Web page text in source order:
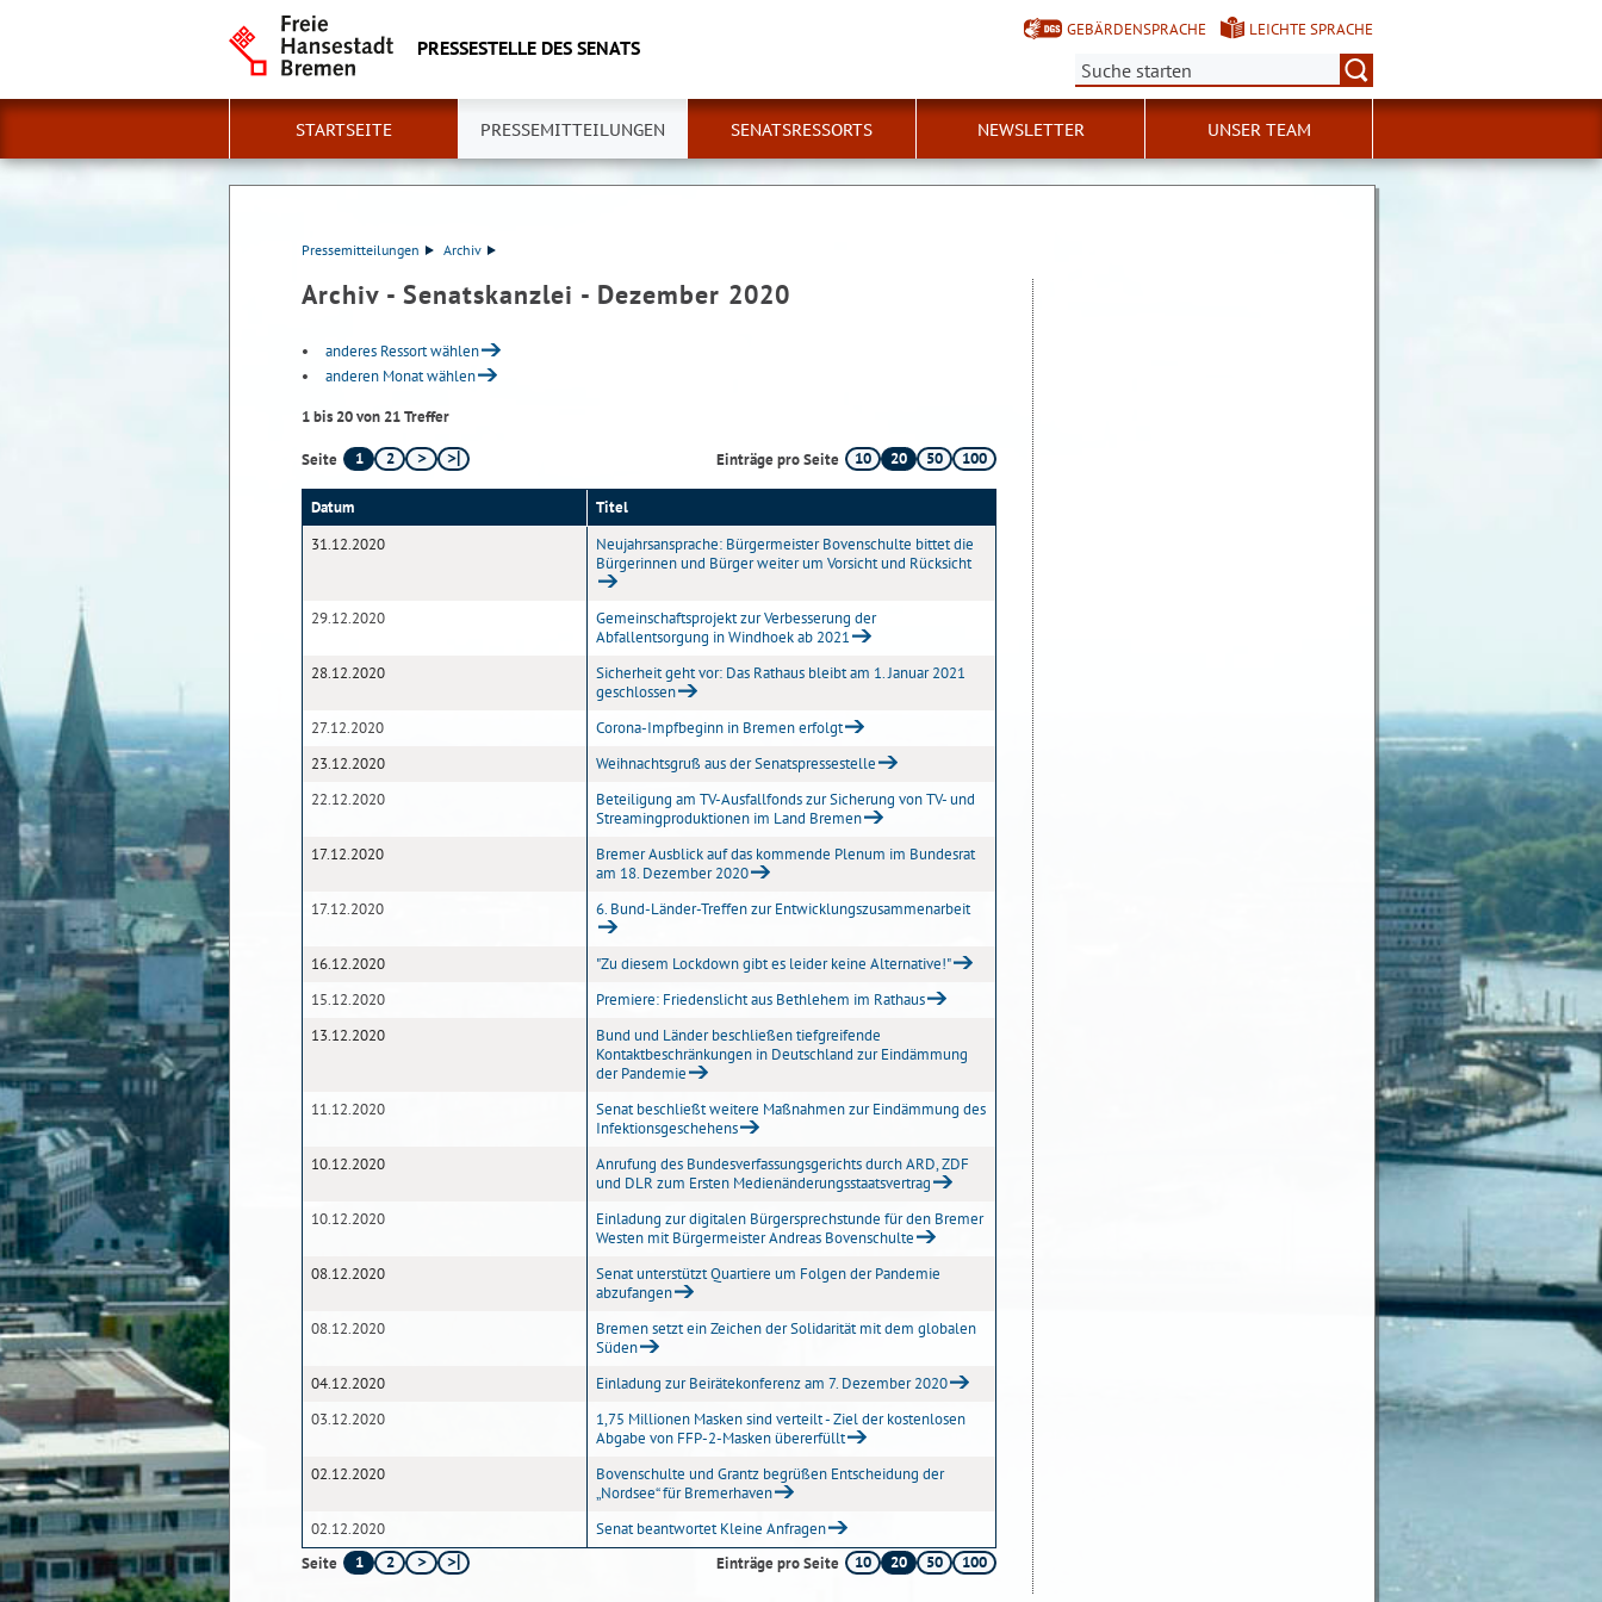
PRESSESTELLE DES SENATS
GEBÄRDENSPRACHE
LEICHTE SPRACHE
Suche:
STARTSEITE PRESSEMITTEILUNGEN SENATSRESSORTS NEWSLETTER UNSER TEAM
Pressemitteilungen Archiv
Archiv - Senatskanzlei - Dezember 2020
anderes Ressort wählen
anderen Monat wählen
1 bis 20 von 21 Treffer
Seite 1 2 Einträge pro Seite 10 20 50 100
Datum
Titel
31.12.2020
Neujahrsansprache: Bürgermeister Bovenschulte bittet die
Bürgerinnen und Bürger weiter um Vorsicht und Rücksicht
29.12.2020
Gemeinschaftsprojekt zur Verbesserung der
Abfallentsorgung in Windhoek ab 2021
28.12.2020
Sicherheit geht vor: Das Rathaus bleibt am 1. Januar 2021
geschlossen
27.12.2020
Corona-Impfbeginn in Bremen erfolgt
23.12.2020
Weihnachtsgruß aus der Senatspressestelle
22.12.2020
Beteiligung am TV-Ausfallfonds zur Sicherung von TV- und
Streamingproduktionen im Land Bremen
17.12.2020
Bremer Ausblick auf das kommende Plenum im Bundesrat
am 18. Dezember 2020
17.12.2020
6. Bund-Länder-Treffen zur Entwicklungszusammenarbeit
16.12.2020
"Zu diesem Lockdown gibt es leider keine Alternative!"
15.12.2020
Premiere: Friedenslicht aus Bethlehem im Rathaus
13.12.2020
Bund und Länder beschließen tiefgreifende
Kontaktbeschränkungen in Deutschland zur Eindämmung
der Pandemie
11.12.2020
Senat beschließt weitere Maßnahmen zur Eindämmung des
Infektionsgeschehens
10.12.2020
Anrufung des Bundesverfassungsgerichts durch ARD, ZDF
und DLR zum Ersten Medienänderungsstaatsvertrag
10.12.2020
Einladung zur digitalen Bürgersprechstunde für den Bremer
Westen mit Bürgermeister Andreas Bovenschulte
08.12.2020
Senat unterstützt Quartiere um Folgen der Pandemie
abzufangen
08.12.2020
Bremen setzt ein Zeichen der Solidarität mit dem globalen
Süden
04.12.2020
Einladung zur Beirätekonferenz am 7. Dezember 2020
03.12.2020
1,75 Millionen Masken sind verteilt - Ziel der kostenlosen
Abgabe von FFP-2-Masken übererfüllt
02.12.2020
Bovenschulte und Grantz begrüßen Entscheidung der
„Nordsee“ für Bremerhaven
02.12.2020
Senat beantwortet Kleine Anfragen
Seite
1 2 Einträge pro Seite 10 20 50 100